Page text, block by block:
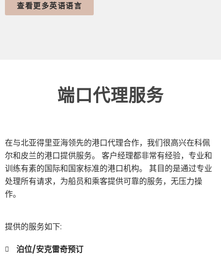
查看更多英语语言
端口代理服务
在与北亚得里亚海领先的港口代理合作，我们很高兴在科佩
尔和皮兰的港口提供服务。 客户经理都非常有经验，专业和
训练有素的国际和国家标准的港口机构。 其目的是通过专业
处理所有请求，为船员和乘客提供可靠的服务，无压力操
作。
提供的服务如下:
泊位/安克雷奇预订